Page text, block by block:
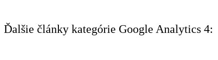
Ďalšie články kategórie Google Analytics 4: